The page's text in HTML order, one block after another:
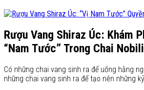
Rượu Vang Shiraz Úc: Khám
“Nam Tước” Trong Chai
Có những chai vang sinh ra để uống hằng
những chai vang sinh ra để tạo nên những kỷ